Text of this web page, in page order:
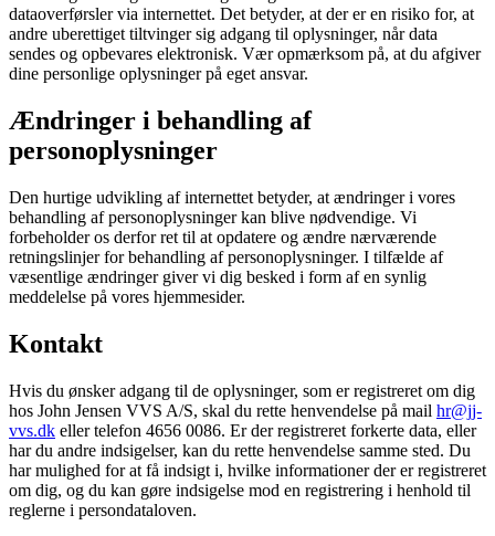
dataoverførsler via internettet. Det betyder, at der er en risiko for, at
andre uberettiget tiltvinger sig adgang til oplysninger, når data
sendes og opbevares elektronisk. Vær opmærksom på, at du afgiver
dine personlige oplysninger på eget ansvar.
Ændringer i behandling af
personoplysninger
Den hurtige udvikling af internettet betyder, at ændringer i vores
behandling af personoplysninger kan blive nødvendige. Vi
forbeholder os derfor ret til at opdatere og ændre nærværende
retningslinjer for behandling af personoplysninger. I tilfælde af
væsentlige ændringer giver vi dig besked i form af en synlig
meddelelse på vores hjemmesider.
Kontakt
Hvis du ønsker adgang til de oplysninger, som er registreret om dig
hos John Jensen VVS A/S, skal du rette henvendelse på mail hr@jj-
vvs.dk eller telefon 4656 0086. Er der registreret forkerte data, eller
har du andre indsigelser, kan du rette henvendelse samme sted. Du
har mulighed for at få indsigt i, hvilke informationer der er registreret
om dig, og du kan gøre indsigelse mod en registrering i henhold til
reglerne i persondataloven.